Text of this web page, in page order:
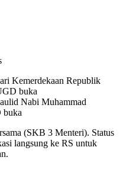
Kemerdekaan Republik
buka
Nabi Muhammad
buka
(SKB 3 Menteri). Status
langsung ke RS untuk